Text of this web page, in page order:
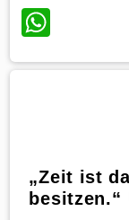
„Zeit ist
besitzen.“